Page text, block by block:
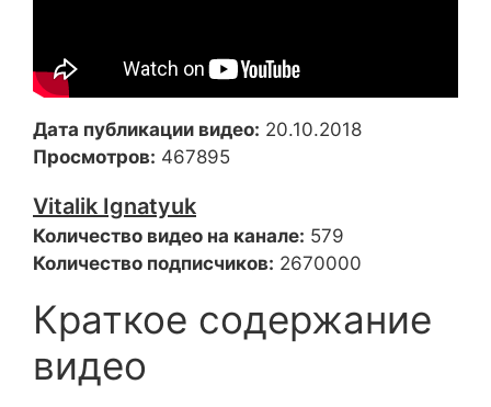
Дата публикации видео: 20.10.2018
Просмотров: 467895
Vitalik Ignatyuk
Количество видео на канале: 579
Количество подписчиков: 2670000
Краткое содержание
видео